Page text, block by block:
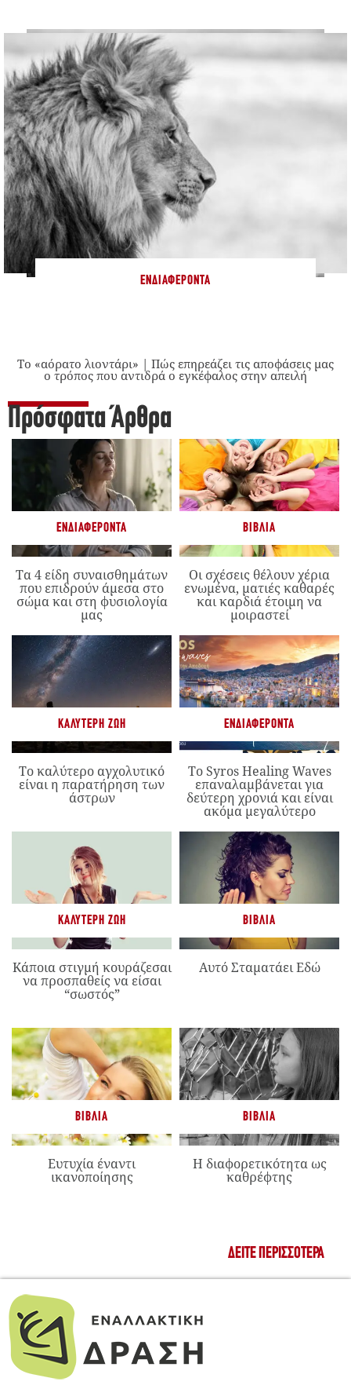
ΕΝΔΙΑΦΈΡΟΝΤΑ
Το «αόρατο λιοντάρι» | Πώς επηρεάζει τις αποφάσεις μας
ο τρόπος που αντιδρά ο εγκέφαλος στην απειλή
Πρόσφατα Άρθρα
ΕΝΔΙΑΦΈΡΟΝΤΑ
Τα 4 είδη συναισθημάτων
που επιδρούν άμεσα στο
σώμα και στη φυσιολογία
μας
ΒΙΒΛΊΑ
Οι σχέσεις θέλουν χέρια
ενωμένα, ματιές καθαρές
και καρδιά έτοιμη να
μοιραστεί
ΚΑΛΎΤΕΡΗ ΖΩΉ
Το καλύτερο αγχολυτικό
είναι η παρατήρηση των
άστρων
ΕΝΔΙΑΦΈΡΟΝΤΑ
Το Syros Healing Waves
επαναλαμβάνεται για
δεύτερη χρονιά και είναι
ακόμα μεγαλύτερο
ΚΑΛΎΤΕΡΗ ΖΩΉ
Κάποια στιγμή κουράζεσαι
να προσπαθείς να είσαι
“σωστός”
ΒΙΒΛΊΑ
Αυτό Σταματάει Εδώ
ΒΙΒΛΊΑ
Ευτυχία έναντι
ικανοποίησης
ΒΙΒΛΊΑ
Η διαφορετικότητα ως
καθρέφτης
ΔΕΊΤΕ ΠΕΡΙΣΣΌΤΕΡΑ